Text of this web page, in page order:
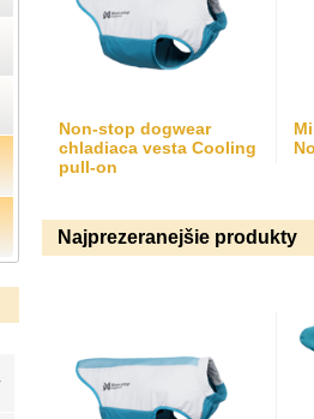
Non-stop dogwear
chladiaca vesta Cooling
pull-on
Najprezeranejšie produkty